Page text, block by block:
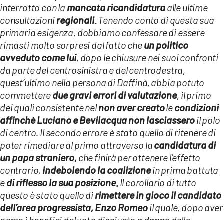
interrotto con la mancata ricandidaturaalle ultime
consultazioniregionali.Tenendo conto di questa sua
primaria esigenza, dobbiamo confessare di essere
rimasti molto sorpresi dal fatto cheun politico
avveduto come lui, dopo le chiusure nei suoi confronti
da parte del centrosinistra e del centrodestra,
quest’ultimo nella persona di Daffinà, abbia potuto
commetteredue gravi errori di valutazione, il primo
dei quali consistente nelnon aver creatolecondizioni
affinchè Luciano e Bevilacqua non lasciasseroil polo
di centro. Il secondo errore è stato quello di ritenere di
poter rimediare al primo attraverso lacandidatura di
un papa straniero,che finirà per ottenere l’effetto
contrario, indebolendo la coalizionein prima battuta
edi riflesso la sua posizione.Il corollario di tutto
questo è stato quello dirimettere in gioco il candidato
dell’area progressista, Enzo Romeoil quale, dopo aver